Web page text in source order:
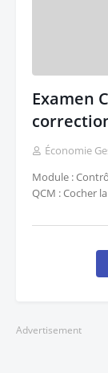
Examen
Économie
Module :
QCM : Cocher
Advertisement